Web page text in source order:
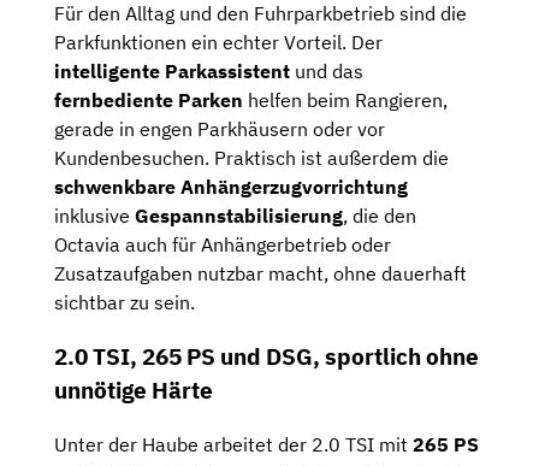
Für den Alltag und den Fuhrparkbetrieb sind die
Parkfunktionen ein echter Vorteil. Der
intelligente Parkassistent und das
fernbediente Parken helfen beim Rangieren,
gerade in engen Parkhäusern oder vor
Kundenbesuchen. Praktisch ist außerdem die
schwenkbare Anhängerzugvorrichtung
inklusive Gespannstabilisierung, die den
Octavia auch für Anhängerbetrieb oder
Zusatzaufgaben nutzbar macht, ohne dauerhaft
sichtbar zu sein.
2.0 TSI, 265 PS und DSG, sportlich ohne
unnötige Härte
Unter der Haube arbeitet der 2.0 TSI mit 265 PS